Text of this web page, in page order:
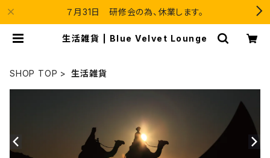
７月31日 研修会の為、休業します。
生活雑貨 | Blue Velvet Lounge
SHOP TOP 生活雑貨